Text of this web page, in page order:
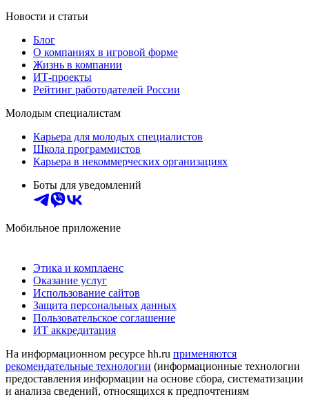
Новости и статьи
Блог
О компаниях в игровой форме
Жизнь в компании
ИТ-проекты
Рейтинг работодателей России
Молодым специалистам
Карьера для молодых специалистов
Школа программистов
Карьера в некоммерческих организациях
Боты для уведомлений
Мобильное приложение
Этика и комплаенс
Оказание услуг
Использование сайтов
Защита персональных данных
Пользовательское соглашение
ИТ аккредитация
На информационном ресурсе hh.ru применяются
рекомендательные технологии (информационные технологии
предоставления информации на основе сбора, систематизации
и анализа сведений, относящихся к предпочтениям